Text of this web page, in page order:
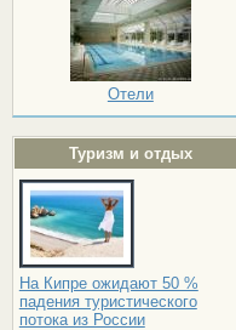
Отели
Туризм и отдых
На Кипре ожидают 50 %
падения туристического
потока из России